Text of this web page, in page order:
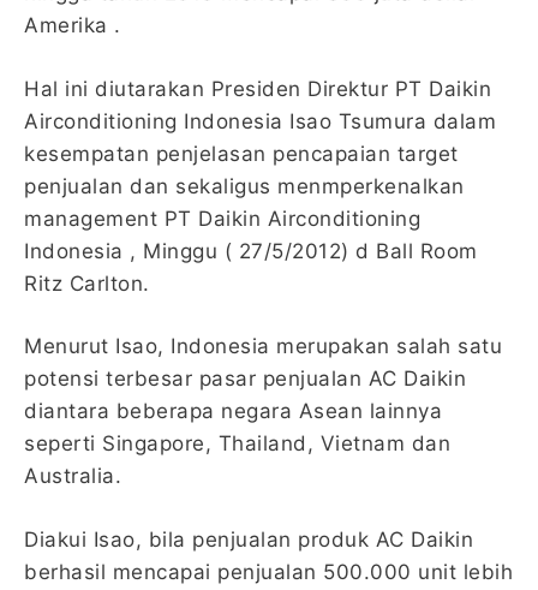
Amerika .
Hal ini diutarakan Presiden Direktur PT Daikin
Airconditioning Indonesia Isao Tsumura dalam
kesempatan penjelasan pencapaian target
penjualan dan sekaligus menmperkenalkan
management PT Daikin Airconditioning
Indonesia , Minggu ( 27/5/2012) d Ball Room
Ritz Carlton.
Menurut Isao, Indonesia merupakan salah satu
potensi terbesar pasar penjualan AC Daikin
diantara beberapa negara Asean lainnya
seperti Singapore, Thailand, Vietnam dan
Australia.
Diakui Isao, bila penjualan produk AC Daikin
berhasil mencapai penjualan 500.000 unit lebih